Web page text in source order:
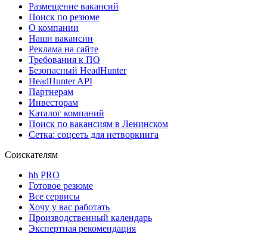
Размещение вакансий
Поиск по резюме
О компании
Наши вакансии
Реклама на сайте
Требования к ПО
Безопасный HeadHunter
HeadHunter API
Партнерам
Инвесторам
Каталог компаний
Поиск по вакансиям в Ленинском
Сетка: соцсеть для нетворкинга
Соискателям
hh PRO
Готовое резюме
Все сервисы
Хочу у вас работать
Производственный календарь
Экспертная рекомендация